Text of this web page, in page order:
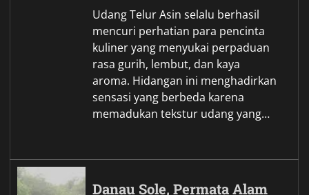
Udang Telur Asin selalu berhasil
mencuri perhatian para pencinta
kuliner yang menyukai perpaduan
rasa gurih, lembut, dan kaya
aroma. Hidangan ini menghadirkan
sensasi yang berbeda karena
memadukan tekstur udang yang…
Danau Sole, Permata Alam